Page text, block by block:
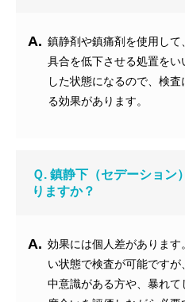
A. 鎮静剤や鎮痛剤を使用し
具合を低下させる処置をい
した状態になるので、検
る効果があります。
Ｑ. 鎮静下（セデーション
りますか？
A. 効果には個人差がありま
い状態で検査が可能です
中意識がある方や、暴れ